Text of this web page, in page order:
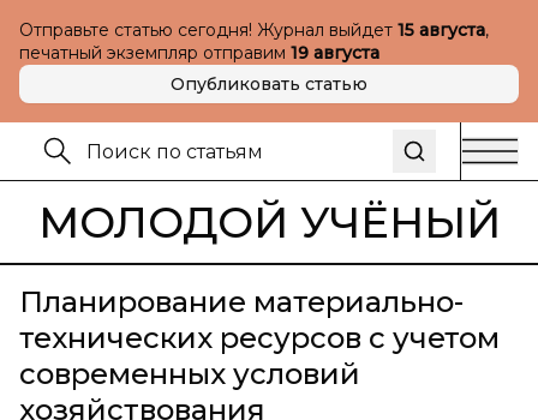
Отправьте статью сегодня! Журнал выйдет 15 августа,
печатный экземпляр отправим 19 августа
Опубликовать статью
МОЛОДОЙ УЧЁНЫЙ
Планирование материально-
технических ресурсов с учетом
современных условий
хозяйствования